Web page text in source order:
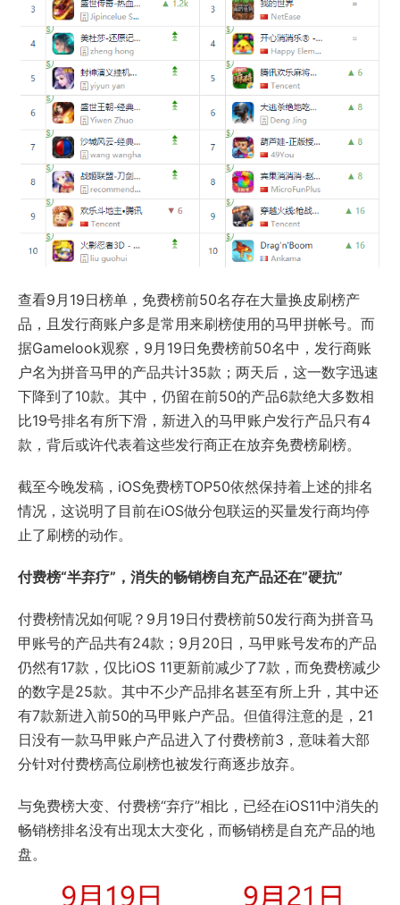
查看9月19日榜单，免费榜前50名存在大量换皮刷榜产
品，且发行商账户多是常用来刷榜使用的马甲拼帐号。而
据Gamelook观察，9月19日免费榜前50名中，发行商账
户名为拼音马甲的产品共计35款；两天后，这一数字迅速
下降到了10款。其中，仍留在前50的产品6款绝大多数相
比19号排名有所下滑，新进入的马甲账户发行产品只有4
款，背后或许代表着这些发行商正在放弃免费榜刷榜。
截至今晚发稿，iOS免费榜TOP50依然保持着上述的排名
情况，这说明了目前在iOS做分包联运的买量发行商均停
止了刷榜的动作。
付费榜“半弃疗”，消失的畅销榜自充产品还在”硬抗”
付费榜情况如何呢？9月19日付费榜前50发行商为拼音马
甲账号的产品共有24款；9月20日，马甲账号发布的产品
仍然有17款，仅比iOS 11更新前减少了7款，而免费榜减少
的数字是25款。其中不少产品排名甚至有所上升，其中还
有7款新进入前50的马甲账户产品。但值得注意的是，21
日没有一款马甲账户产品进入了付费榜前3，意味着大部
分针对付费榜高位刷榜也被发行商逐步放弃。
与免费榜大变、付费榜“弃疗”相比，已经在iOS11中消失的
畅销榜排名没有出现太大变化，而畅销榜是自充产品的地
盘。